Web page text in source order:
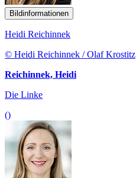
Bildinformationen
Heidi Reichinnek
© Heidi Reichinnek / Olaf Krostitz
Reichinnek, Heidi
Die Linke
()